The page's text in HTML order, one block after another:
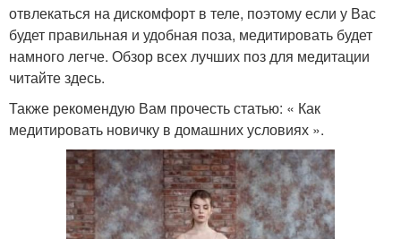
отвлекаться на дискомфорт в теле, поэтому если у Вас
будет правильная и удобная поза, медитировать будет
намного легче. Обзор всех лучших поз для медитации
читайте здесь.
Также рекомендую Вам прочесть статью: « Как
медитировать новичку в домашних условиях ».